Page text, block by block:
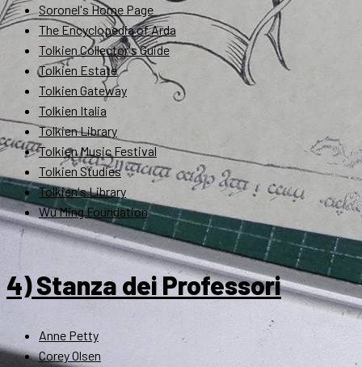
Soronel's Home Page
The Encyclopedia of Arda
Tolkien Collector's Guide
Tolkien Estate
Tolkien Gateway
Tolkien Italia
Tolkien Library
Tolkien Music Festival
Tolkien Studies
Tolkien's Library
Wu Ming Foundation
4) Stanza dei Professori
Anne Petty
Corey Olsen